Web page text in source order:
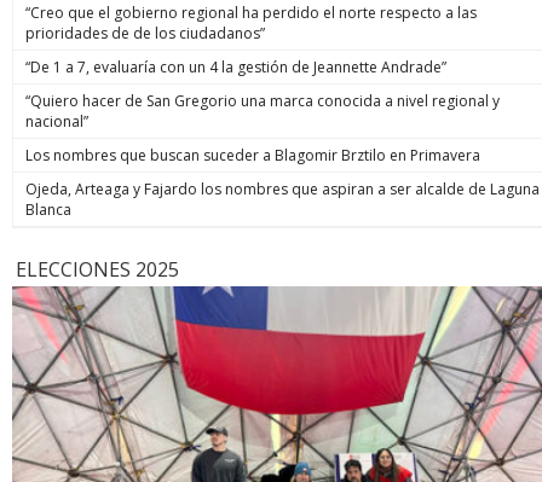
“Creo que el gobierno regional ha perdido el norte respecto a las
prioridades de de los ciudadanos”
“De 1 a 7, evaluaría con un 4 la gestión de Jeannette Andrade”
“Quiero hacer de San Gregorio una marca conocida a nivel regional y
nacional”
Los nombres que buscan suceder a Blagomir Brztilo en Primavera
Ojeda, Arteaga y Fajardo los nombres que aspiran a ser alcalde de Laguna
Blanca
ELECCIONES 2025